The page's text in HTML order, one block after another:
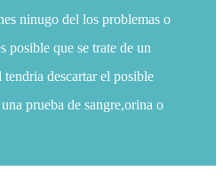
ninugo del los problemas o
posible que se trate de un
descartar el posible
prueba de sangre,orina o